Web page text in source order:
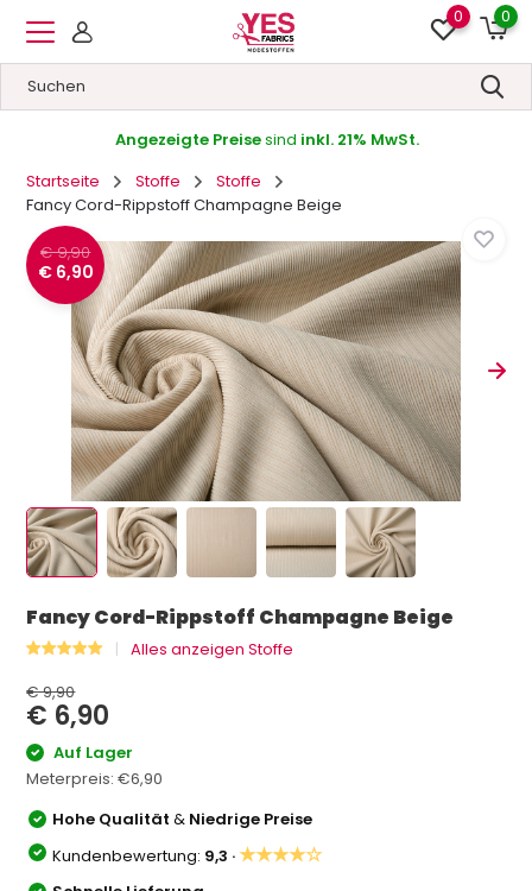
0 0
Angezeigte Preisesind inkl. 21% MwSt.
Startseite
Stoffe
Stoffe
Fancy Cord-Rippstoff Champagne Beige
€ 9,90
€ 6,90
Fancy Cord-Rippstoff Champagne Beige
Alles anzeigen Stoffe
€ 9,90
€ 6,90
Auf Lager
Meterpreis:€6,90
Hohe Qualität& Niedrige Preise
Kundenbewertung: 9,3 ·★★★★☆